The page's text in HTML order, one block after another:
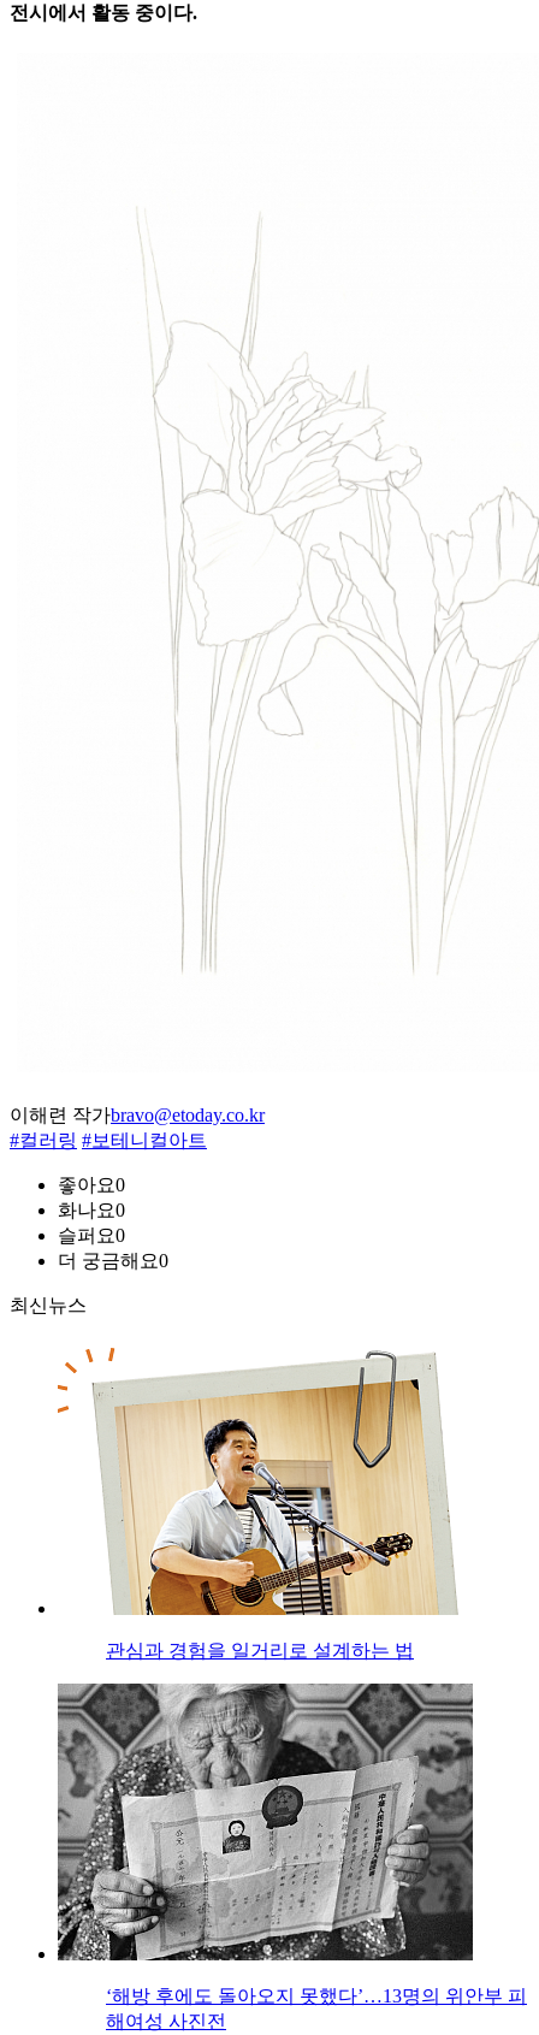
전시에서 활동 중이다.
이해련 작가bravo@etoday.co.kr
#컬러링 #보테니컬아트
좋아요0
화나요0
슬퍼요0
더 궁금해요0
최신뉴스
관심과 경험을 일거리로 설계하는 법
‘해방 후에도 돌아오지 못했다’…13명의 위안부 피
해여성 사진전